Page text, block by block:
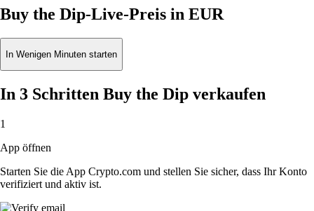
Buy the Dip-Live-Preis in EUR
In Wenigen Minuten starten
In 3 Schritten Buy the Dip verkaufen
1
App öffnen
Starten Sie die App Crypto.com und stellen Sie sicher, dass Ihr Konto
verifiziert und aktiv ist.